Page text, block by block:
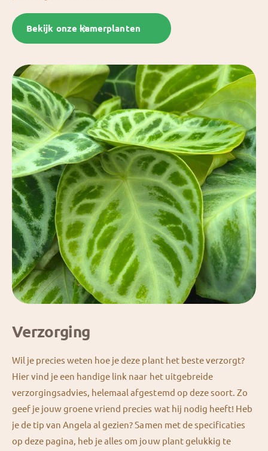
Bekijk onze kamerplanten
Verzorging
Wil je precies weten hoe je deze plant het beste verzorgt?
Hier vind je een handige link naar het uitgebreide
verzorgingsadvies, helemaal afgestemd op deze soort. Zo
geef je jouw groene vriend precies wat hij nodig heeft! Heb
je de tip van Angela al gezien? Samen met de specificaties
op deze pagina, heb je alles om jouw plant gelukkig te